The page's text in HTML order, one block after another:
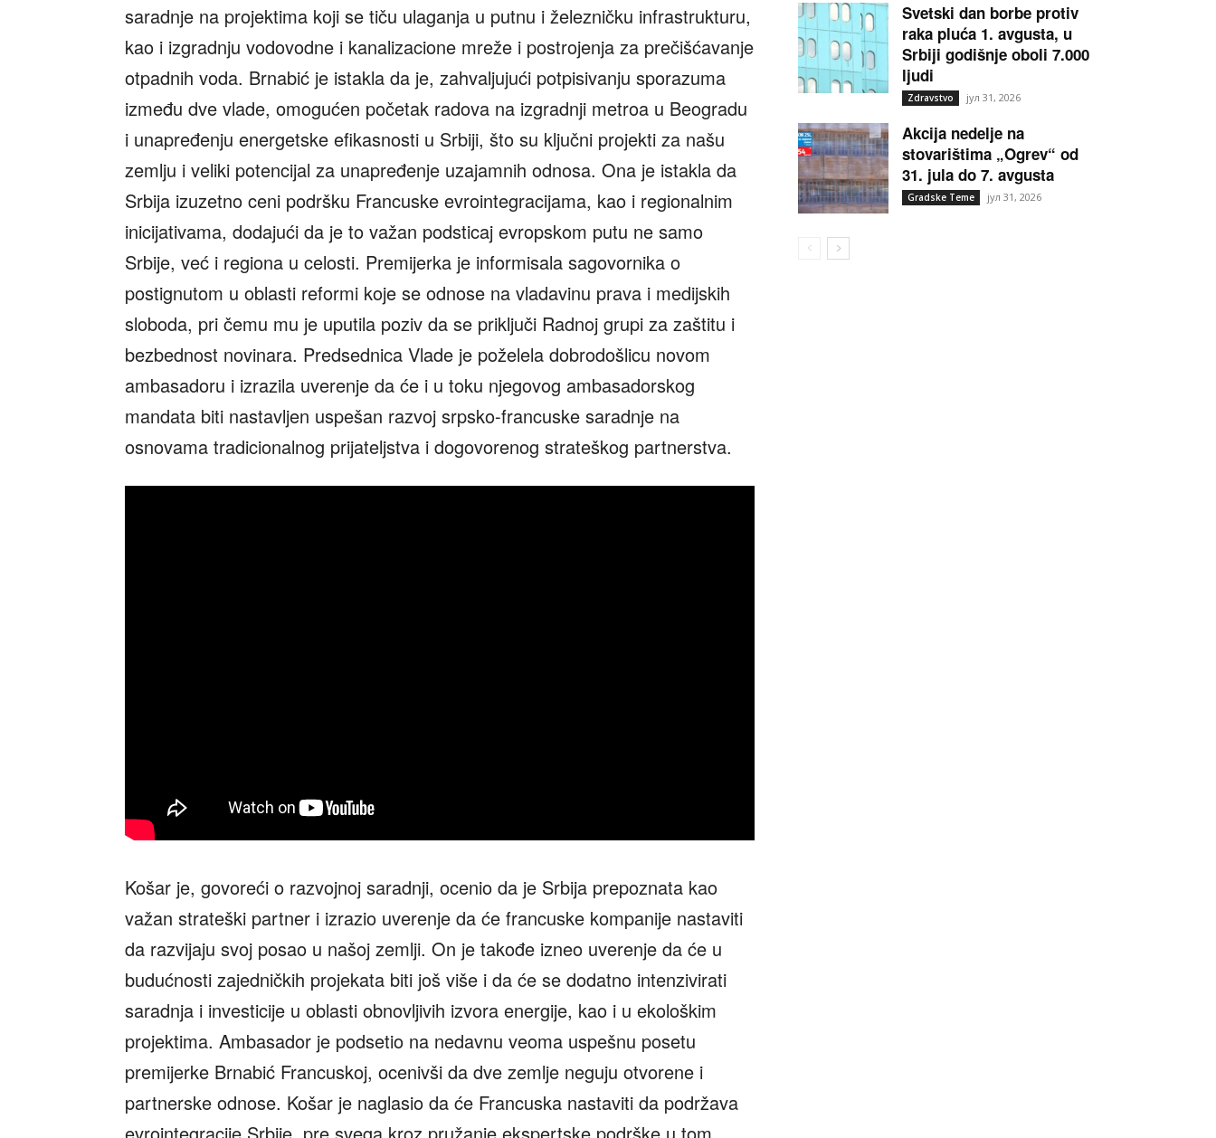
saradnje na projektima koji se tiču ulaganja u putnu i železničku infrastrukturu,
kao i izgradnju vodovodne i kanalizacione mreže i postrojenja za prečišćavanje
otpadnih voda. Brnabić je istakla da je, zahvaljujući potpisivanju sporazuma
između dve vlade, omogućen početak radova na izgradnji metroa u Beogradu
i unapređenju energetske efikasnosti u Srbiji, što su ključni projekti za našu
zemlju i veliki potencijal za unapređenje uzajamnih odnosa. Ona je istakla da
Srbija izuzetno ceni podršku Francuske evrointegracijama, kao i regionalnim
inicijativama, dodajući da je to važan podsticaj evropskom putu ne samo
Srbije, već i regiona u celosti. Premijerka je informisala sagovornika o
postignutom u oblasti reformi koje se odnose na vladavinu prava i medijskih
sloboda, pri čemu mu je uputila poziv da se priključi Radnoj grupi za zaštitu i
bezbednost novinara. Predsednica Vlade je poželela dobrodošlicu novom
ambasadoru i izrazila uverenje da će i u toku njegovog ambasadorskog
mandata biti nastavljen uspešan razvoj srpsko-francuske saradnje na
osnovama tradicionalnog prijateljstva i dogovorenog strateškog partnerstva.
Košar je, govoreći o razvojnoj saradnji, ocenio da je Srbija prepoznata kao
važan strateški partner i izrazio uverenje da će francuske kompanije nastaviti
da razvijaju svoj posao u našoj zemlji. On je takođe izneo uverenje da će u
budućnosti zajedničkih projekata biti još više i da će se dodatno intenzivirati
saradnja i investicije u oblasti obnovljivih izvora energije, kao i u ekološkim
projektima. Ambasador je podsetio na nedavnu veoma uspešnu posetu
premijerke Brnabić Francuskoj, ocenivši da dve zemlje neguju otvorene i
partnerske odnose. Košar je naglasio da će Francuska nastaviti da podržava
evrointegracije Srbije, pre svega kroz pružanje ekspertske podrške u tom
Svetski dan borbe protiv
raka pluća 1. avgusta, u
Srbiji godišnje oboli 7.000
ljudi
Zdravstvo јул 31, 2026
Akcija nedelje na
stovarištima „Ogrev“ od
31. jula do 7. avgusta
Gradske Teme јул 31, 2026